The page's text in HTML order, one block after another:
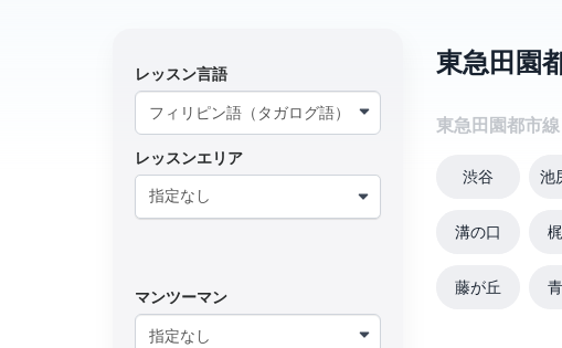
レッスン言語
レッスンエリア
指定なし
マンツーマン
東急田園
東急田園都市線
渋谷 池
溝の口
藤が丘